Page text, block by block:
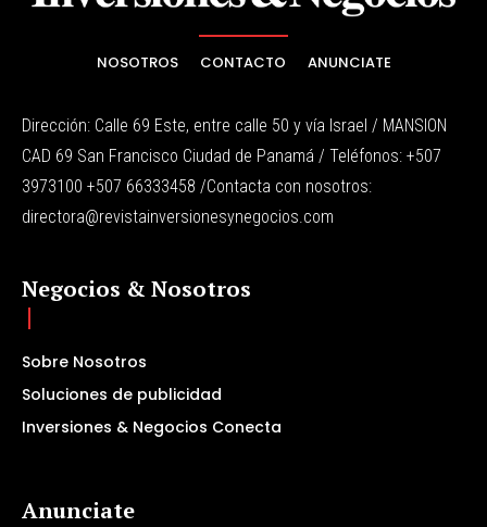
NOSOTROS CONTACTO ANUNCIATE
Dirección: Calle 69 Este, entre calle 50 y vía Israel / MANSION
CAD 69 San Francisco Ciudad de Panamá / Teléfonos: +507
3973100 +507 66333458 /Contacta con nosotros:
directora@revistainversionesynegocios.com
Negocios & Nosotros
Sobre Nosotros
Soluciones de publicidad
Inversiones & Negocios Conecta
Anunciate